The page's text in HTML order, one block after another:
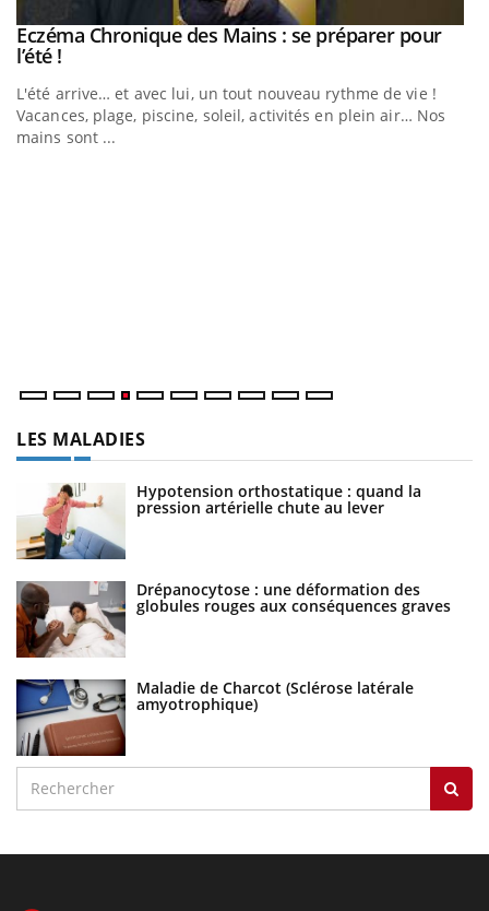
Youtube
Eczéma Chronique des Mains : se préparer pour
l’été !Youtube
L'été arrive… et avec lui, un tout nouveau rythme de vie !
Vacances, plage, piscine, soleil, activités en plein air… Nos
mains sont ...
LES MALADIES
Hypotension orthostatique : quand la
pression artérielle chute au lever
Drépanocytose : une déformation des
globules rouges aux conséquences graves
Maladie de Charcot (Sclérose latérale
amyotrophique)